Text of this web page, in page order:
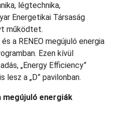
légtechnika,
Energetikai Társaság
működtet.
a RENEO megújuló energia
Ezen kívül
„Energy Efficiency”
a „D” pavilonban.
megújuló energiák